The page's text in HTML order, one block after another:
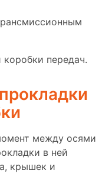
передач.
между осями
в ней
крышек и